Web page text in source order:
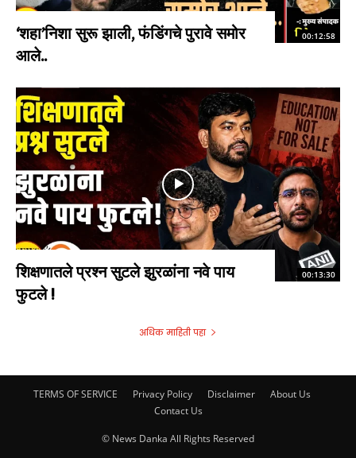
00:12:58
‘शहा’निशा सुरू झाली, फंडिंगचे पुरावे समोर
आले..
00:13:30
शिक्षणातले प्रश्न सुटले झुरळांना नवे पाय
फुटले !
अधिक माहिती पहा
TERMS OF SERVICE Privacy Policy Disclaimer
About Us
Contact Us
© News Danka All Rights Reserved